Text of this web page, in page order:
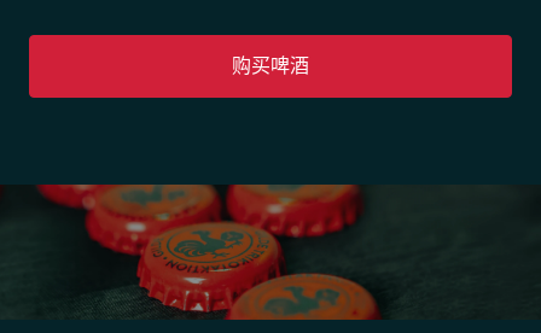
4,8 % Vol.
50升桶 30升桶
购买啤酒